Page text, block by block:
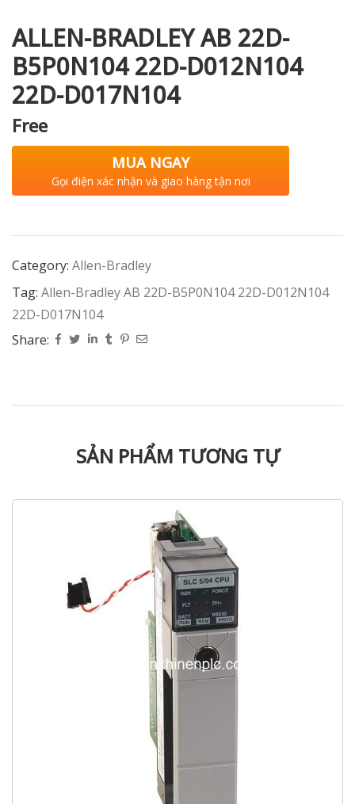
ALLEN-BRADLEY AB 22D-
B5P0N104 22D-D012N104
22D-D017N104
Free
MUA NGAY
Gọi điện xác nhận và giao hàng tận nơi
Category: Allen-Bradley
Tag: Allen-Bradley AB 22D-B5P0N104 22D-D012N104
22D-D017N104
Share:
SẢN PHẨM TƯƠNG TỰ